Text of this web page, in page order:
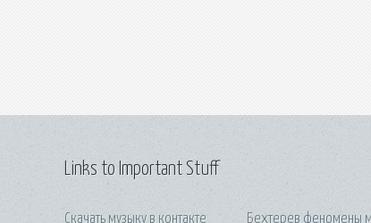
Links to Important Stuff
Скачать музыку в контакте Бехтерев феномены